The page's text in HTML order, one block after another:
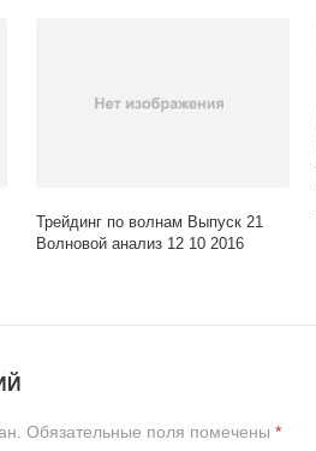
Трейдинг по волнам Выпуск 21
Волновой анализ 12 10 2016
Обязательные поля помечены *